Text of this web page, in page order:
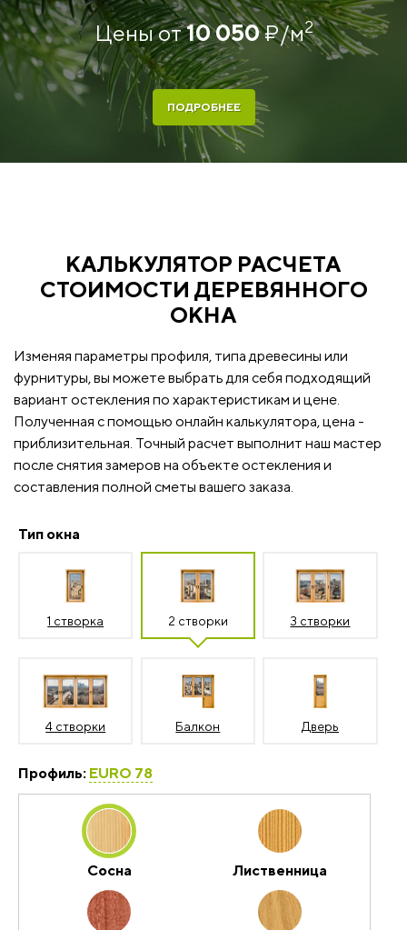
Цены от10 050₽/м2
ПОДРОБНЕЕ
КАЛЬКУЛЯТОР РАСЧЕТА
СТОИМОСТИ ДЕРЕВЯННОГО
ОКНА
Изменяя параметры профиля, типа древесины или
фурнитуры, вы можете выбрать для себя подходящий
вариант остекления по характеристикам и цене.
Полученная с помощью онлайн калькулятора, цена -
приблизительная. Точный расчет выполнит наш мастер
после снятия замеров на объекте остекления и
составления полной сметы вашего заказа.
Тип окна
1 створка 2 створки 3 створки
4 створки Балкон Дверь
Профиль: EURO 78
Сосна Лиственница